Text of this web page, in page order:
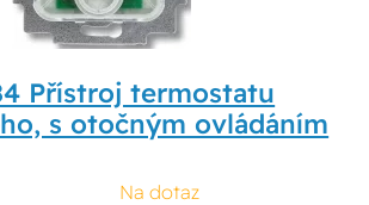
Přístroj termostatu
s otočným ovládáním
Na dotaz